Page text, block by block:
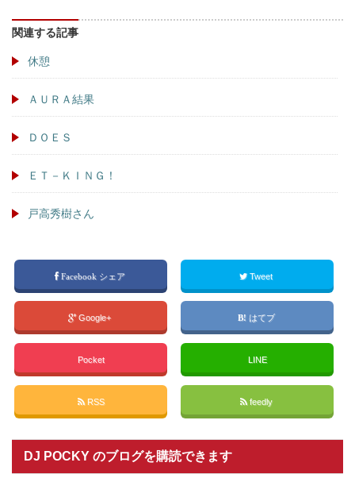
関連する記事
休憩
ＡＵＲＡ結果
ＤＯＥＳ
ＥＴ－ＫＩＮＧ！
戸高秀樹さん
Facebook シェア Tweet
Google+ はてブ
Pocket LINE
RSS feedly
DJ POCKY のブログを購読できます